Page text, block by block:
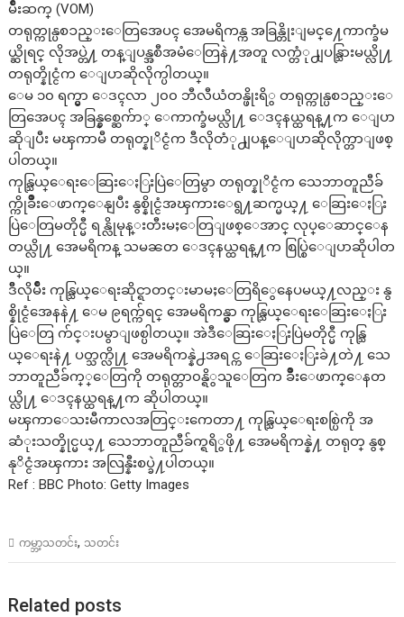
မ်ိဳးဆက္ (VOM)
တရုတ္ကုန္ပစၥည္းေတြအေပၚ အေမရိကန္က အခြန္တိုးျမင္႔ေကာက္ခံမ
ယ္ဆိုရင္ လိုအပ္တဲ႔ တန္ျပန္အစီအမံေတြနဲ႔အတူ လက္တံု႕ျပန္သြားမယ္လို႔
တရုတ္နိုင္ငံက ေျပာဆိုလိုက္ပါတယ္။
ေမ ၁၀ ရက္မွာ ေဒၚလာ ၂၀၀ ဘီလီယံတန္ဖိုးရိွ တရုတ္ကုန္ပစၥည္းေ
တြအေပၚ အခြန္နွစ္ဆေက်ာ္ ေကာက္ခံမယ္လို႔ ေဒၚနယ္ထရန္႔က ေျပာ
ဆိုျပီး မၾကာမီ တရုတ္နုိင္ငံက ဒီလိုတံု႕ျပန္ေျပာဆိုလိုက္တာျဖစ္
ပါတယ္။
ကုန္သြယ္ေရးေဆြးေႏြးပြဲေတြမွာ တရုတ္နုိင္ငံက သေဘာတူညီခ်
က္ကိုခ်ိဳးေဖာက္ေနျပီး နွစ္နိုင္ငံအၾကားေရွ႔ဆက္မယ္႔ ေဆြးေႏြး
ပြဲေတြမတိုင္မီ ရန္လိုမုန္းတီးမႈေတြျဖစ္ေအာင္ လုပ္ေဆာင္ေန
တယ္လို႔ အေမရိကန္ သမၼတ ေဒၚနယ္ထရန္႔က စြပ္စြဲေျပာဆိုပါတ
ယ္။
ဒီိလိုမ်ိဳး ကုန္သြယ္ေရးဆိုင္ရာတင္းမာမႈေတြရိွေနေပမယ္႔လည္း နွ
စ္နိုင္ငံအေနနဲ႔ ေမ ၉ရက္က်ရင္ အေမရိကန္မွာ ကုန္သြယ္ေရးေဆြးေႏြး
ပြဲေတြ က်င္းပမွာျဖစ္ပါတယ္။ အဲဒီေဆြးေႏြးပြဲမတိုင္မီ ကုန္သြ
ယ္ေရးနဲ႔ ပတ္သက္လို႔ အေမရိကန္နဲ႕အရင္က ေဆြးေႏြးခဲ႔တဲ႔ သေ
ဘာတူညီခ်က္္ေတြကို တရုတ္တာ၀န္ရိွသူေတြက ခ်ိဳးေဖာက္ေနတ
ယ္လို႔ ေဒၚနယ္ထရန္႔က ဆိုပါတယ္။
မၾကာေသးမီကာလအတြင္းကေတာ႔ ကုန္သြယ္ေရးစစ္ပြဲကို အ
ဆံုးသတ္နိုင္မယ္႔ သေဘာတူညီခ်က္ရရိွဖို႔ အေမရိကန္နဲ႔ တရုတ္ နွစ္
နုိင္ငံအၾကား အလြန္နီးစပ္ခဲ႔ပါတယ္။
Ref : BBC Photo: Getty Images
ကမ္ဘာ့သတင်း, သတင်း
Related posts